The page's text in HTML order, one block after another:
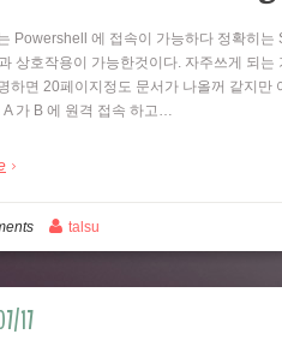
Powershell 에 접속이 가능하다 정확히
상호작용이 가능한것이다. 자주쓰게 되
하면 20페이지정도 문서가 나올꺼 같지만
가 B 에 원격 접속 하고…
talsu
17